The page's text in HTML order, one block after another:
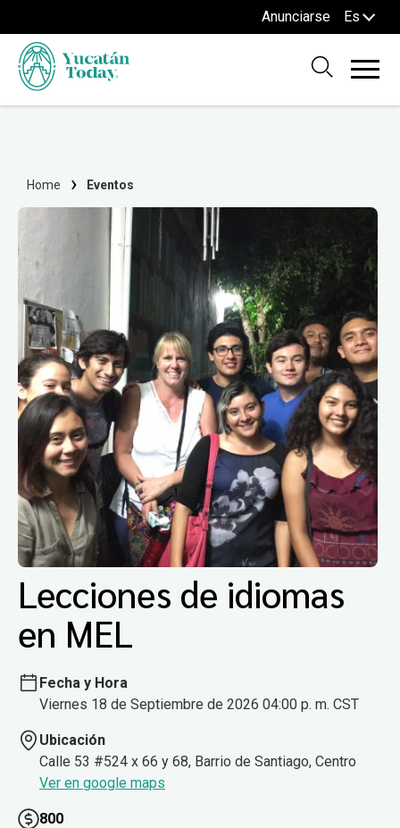
Anunciarse Es
Home Eventos
Lecciones de idiomas
en MEL
Fecha y Hora
Viernes 18 de Septiembre de 2026 04:00 p. m. CST
Ubicación
Calle 53 #524 x 66 y 68, Barrio de Santiago, Centro
Ver en google maps
800